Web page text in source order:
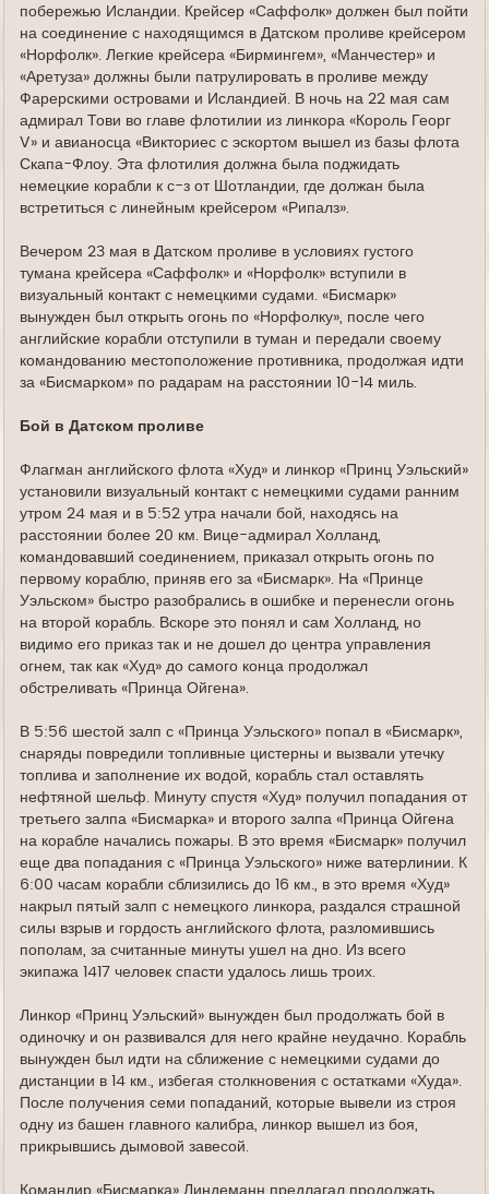
побережью Исландии. Крейсер «Саффолк» должен был пойти
на соединение с находящимся в Датском проливе крейсером
«Норфолк». Легкие крейсера «Бирмингем», «Манчестер» и
«Аретуза» должны были патрулировать в проливе между
Фарерскими островами и Исландией. В ночь на 22 мая сам
адмирал Тови во главе флотилии из линкора «Король Георг
V» и авианосца «Викториес с эскортом вышел из базы флота
Скапа-Флоу. Эта флотилия должна была поджидать
немецкие корабли к с-з от Шотландии, где должан была
встретиться с линейным крейсером «Рипалз».
Вечером 23 мая в Датском проливе в условиях густого
тумана крейсера «Саффолк» и «Норфолк» вступили в
визуальный контакт с немецкими судами. «Бисмарк»
вынужден был открыть огонь по «Норфолку», после чего
английские корабли отступили в туман и передали своему
командованию местоположение противника, продолжая идти
за «Бисмарком» по радарам на расстоянии 10-14 миль.
Бой в Датском проливе
Флагман английского флота «Худ» и линкор «Принц Уэльский»
установили визуальный контакт с немецкими судами ранним
утром 24 мая и в 5:52 утра начали бой, находясь на
расстоянии более 20 км. Вице-адмирал Холланд,
командовавший соединением, приказал открыть огонь по
первому кораблю, приняв его за «Бисмарк». На «Принце
Уэльском» быстро разобрались в ошибке и перенесли огонь
на второй корабль. Вскоре это понял и сам Холланд, но
видимо его приказ так и не дошел до центра управления
огнем, так как «Худ» до самого конца продолжал
обстреливать «Принца Ойгена».
В 5:56 шестой залп с «Принца Уэльского» попал в «Бисмарк»,
снаряды повредили топливные цистерны и вызвали утечку
топлива и заполнение их водой, корабль стал оставлять
нефтяной шельф. Минуту спустя «Худ» получил попадания от
третьего залпа «Бисмарка» и второго залпа «Принца Ойгена
на корабле начались пожары. В это время «Бисмарк» получил
еще два попадания с «Принца Уэльского» ниже ватерлинии. К
6:00 часам корабли сблизились до 16 км., в это время «Худ»
накрыл пятый залп с немецкого линкора, раздался страшной
силы взрыв и гордость английского флота, разломившись
пополам, за считанные минуты ушел на дно. Из всего
экипажа 1417 человек спасти удалось лишь троих.
Линкор «Принц Уэльский» вынужден был продолжать бой в
одиночку и он развивался для него крайне неудачно. Корабль
вынужден был идти на сближение с немецкими судами до
дистанции в 14 км., избегая столкновения с остатками «Худа».
После получения семи попаданий, которые вывели из строя
одну из башен главного калибра, линкор вышел из боя,
прикрывшись дымовой завесой.